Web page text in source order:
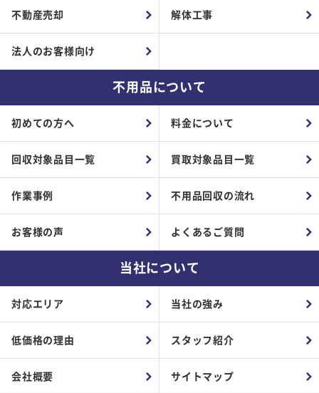
不動産売却 解体工事
法人のお客様向け
不用品について
初めての方へ 料金について
回収対象品目一覧 買取対象品目一覧
作業事例 不用品回収の流れ
お客様の声 よくあるご質問
当社について
対応エリア 当社の強み
低価格の理由 スタッフ紹介
会社概要 サイトマップ